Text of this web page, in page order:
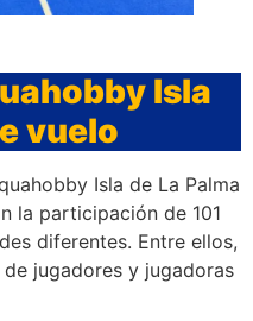
Isla
vuelo
Isla de La Palma
la participación de 101
diferentes. Entre ellos,
jugadores y jugadoras